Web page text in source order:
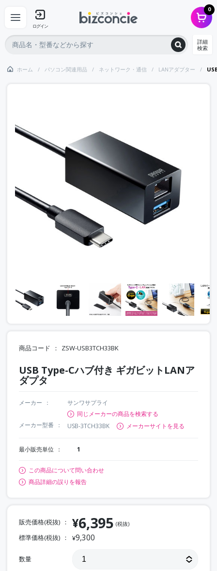
ログイン
0
詳細
検索
ホーム パソコン関連用品 ネットワーク・通信 LANアダプター
商品コード ZSW-USB3TCH33BK
USB Type-Cハブ付き ギガビットLANア
ダプタ
メーカー
サンワサプライ
同じメーカーの商品を検索する
メーカー型番
USB-3TCH33BK メーカーサイトを見る
最小販売単位 1
この商品について問い合わせ
商品詳細の誤りを報告
販売価格(税抜) ¥6,395 (税抜)
標準価格(税抜) ¥9,300
数量